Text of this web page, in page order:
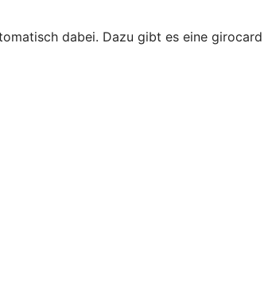
dabei. Dazu gibt es eine girocard